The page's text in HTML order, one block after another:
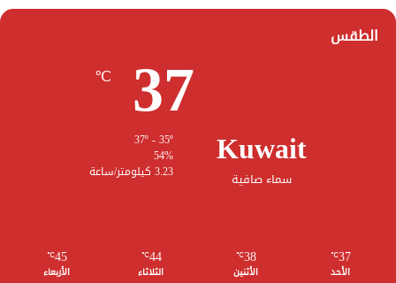
الطقس
Kuwait
سماء صافية
37
℃
54%
3.23 كيلومتر/ساعة
37
℃
الأحد
38
℃
الأثنين
44
℃
الثلاثاء
45
℃
الأربعاء